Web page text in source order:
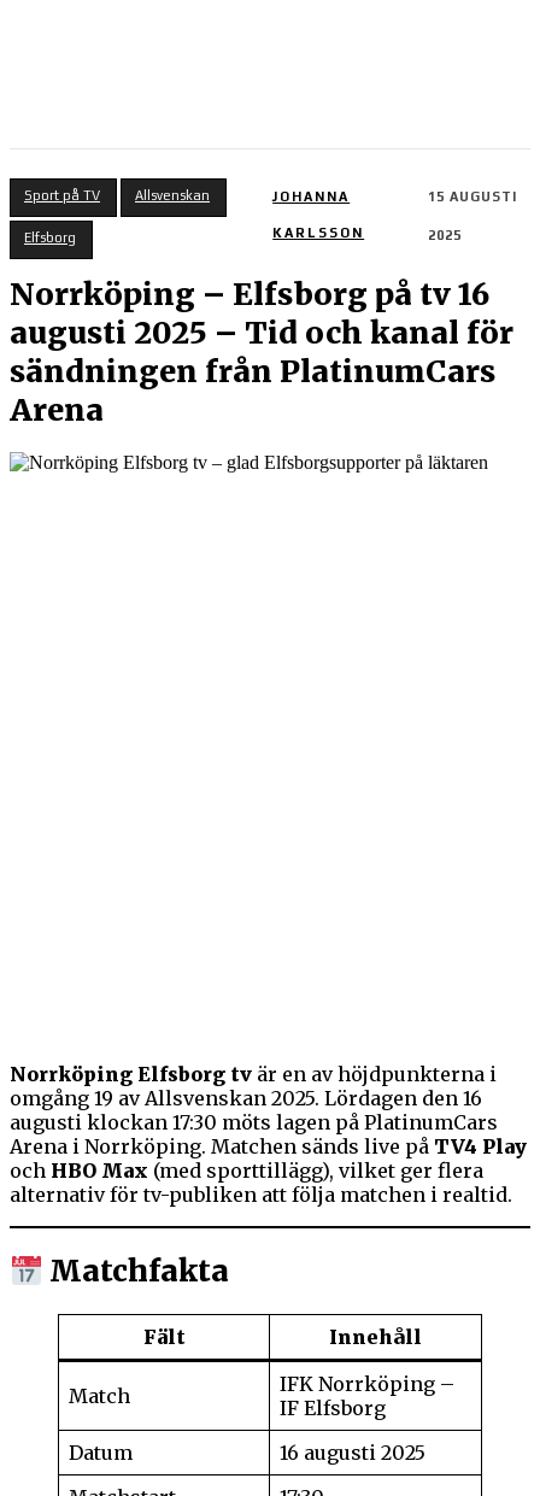
Sport på TV Allsvenskan
Elfsborg
JOHANNA
KARLSSON
15 AUGUSTI
2025
Norrköping – Elfsborg på tv 16
augusti 2025 – Tid och kanal för
sändningen från PlatinumCars
Arena
Norrköping Elfsborg tv är en av höjdpunkterna i
omgång 19 av Allsvenskan 2025. Lördagen den 16
augusti klockan 17:30 möts lagen på PlatinumCars
Arena i Norrköping. Matchen sänds live på TV4 Play
och HBO Max (med sporttillägg), vilket ger flera
alternativ för tv-publiken att följa matchen i realtid.
Matchfakta
Fält Innehåll
Match
IFK Norrköping –
IF Elfsborg
Datum
16 augusti 2025